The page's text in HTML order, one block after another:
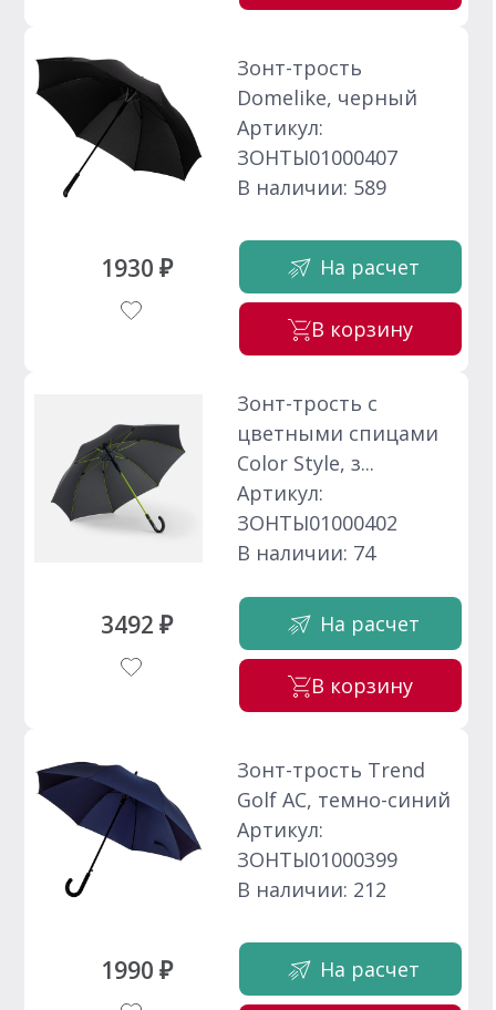
1930 ₽
Зонт-трость
Domelike, черный
Артикул:
ЗОНТЫ01000407
В наличии: 589
На расчет
В корзину
3492 ₽
Зонт-трость с
цветными спицами
Color Style, з...
Артикул:
ЗОНТЫ01000402
В наличии: 74
На расчет
В корзину
1990 ₽
Зонт-трость Trend
Golf AC, темно-синий
Артикул:
ЗОНТЫ01000399
В наличии: 212
На расчет